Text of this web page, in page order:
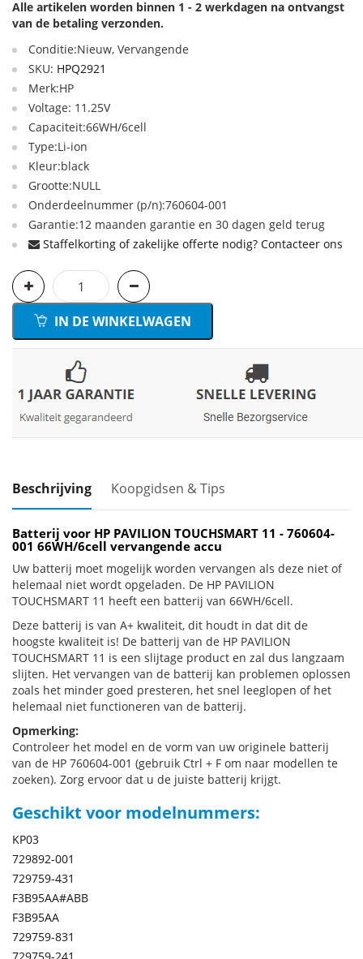
Alle artikelen worden binnen 1 - 2 werkdagen na ontvangst
van de betaling verzonden.
Conditie:Nieuw, Vervangende
SKU: HPQ2921
Merk:HP
Voltage: 11.25V
Capaciteit:66WH/6cell
Type:Li-ion
Kleur:black
Grootte:NULL
Onderdeelnummer (p/n):760604-001
Garantie:12 maanden garantie en 30 dagen geld terug
Staffelkorting of zakelijke offerte nodig? Contacteer ons
IN DE WINKELWAGEN
Beschrijving Koopgidsen & Tips
Batterij voor HP PAVILION TOUCHSMART 11 - 760604-
001 66WH/6cell vervangende accu
Uw batterij moet mogelijk worden vervangen als deze niet of
helemaal niet wordt opgeladen. De HP PAVILION
TOUCHSMART 11 heeft een batterij van 66WH/6cell.
Deze batterij is van A+ kwaliteit, dit houdt in dat dit de
hoogste kwaliteit is! De batterij van de HP PAVILION
TOUCHSMART 11 is een slijtage product en zal dus langzaam
slijten. Het vervangen van de batterij kan problemen oplossen
zoals het minder goed presteren, het snel leeglopen of het
helemaal niet functioneren van de batterij.
Opmerking:
Controleer het model en de vorm van uw originele batterij
van de HP 760604-001 (gebruik Ctrl + F om naar modellen te
zoeken). Zorg ervoor dat u de juiste batterij krijgt.
Geschikt voor modelnummers:
KP03
729892-001
729759-431
F3B95AA#ABB
F3B95AA
729759-831